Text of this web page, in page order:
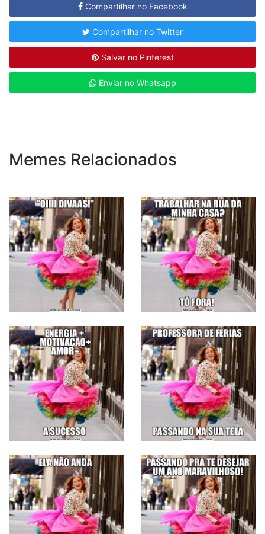
Compartilhar no Facebook
Compartilhar no Twitter
Salvar no Pinterest
Enviar no Whatsapp
Memes Relacionados